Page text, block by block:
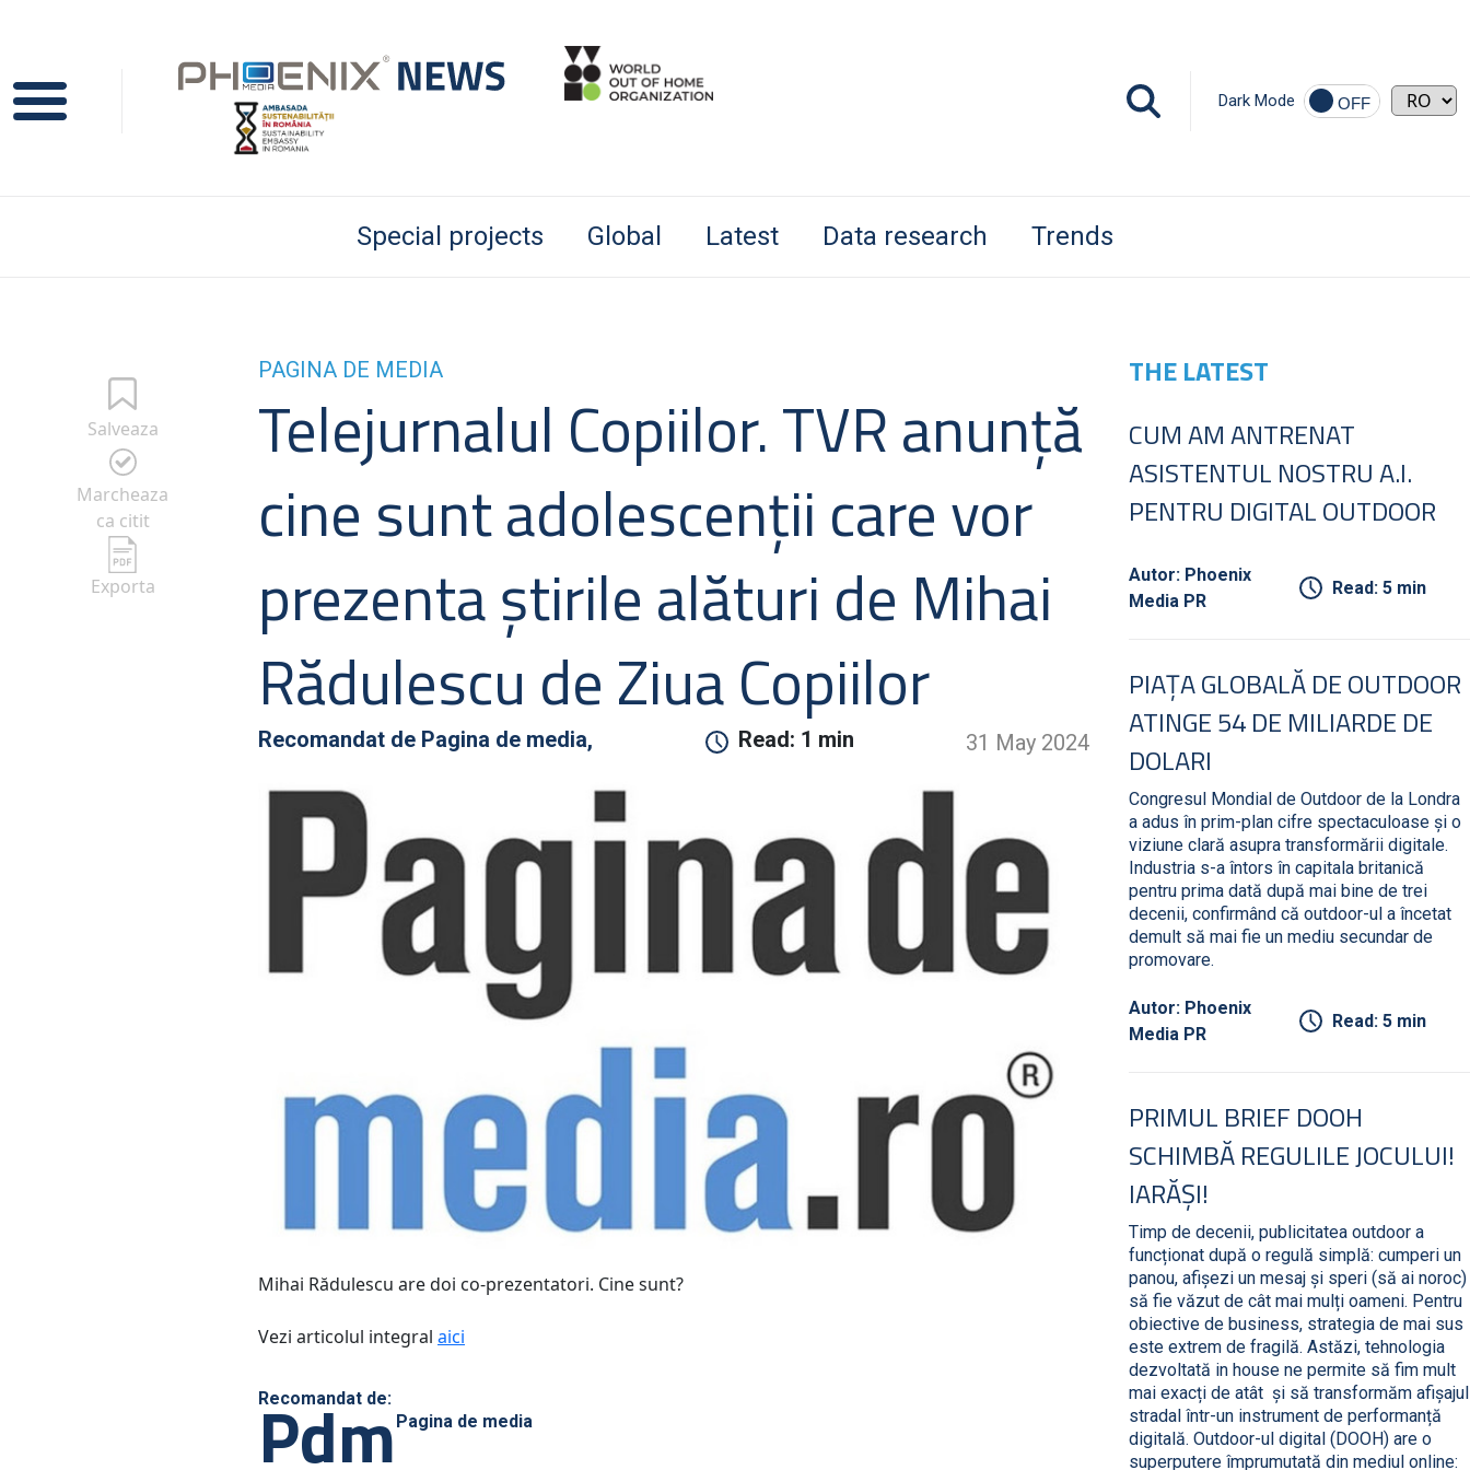
Dark Mode
Special projects Global Latest Data research Trends
Salveaza
Marcheaza
ca citit
Exporta
PAGINA DE MEDIA
Telejurnalul Copiilor. TVR anunţă
cine sunt adolescenţii care vor
prezenta ştirile alături de Mihai
Rădulescu de Ziua Copiilor
Recomandat de Pagina de media, Read: 1 min 31 May 2024
Mihai Rădulescu are doi co-prezentatori. Cine sunt?
Vezi articolul integral aici
Recomandat de:
Pdm Pagina de media
THE LATEST
CUM AM ANTRENAT
ASISTENTUL NOSTRU A.I.
PENTRU DIGITAL OUTDOOR
Autor: Phoenix
Media PR
Read: 5 min
PIAȚA GLOBALĂ DE OUTDOOR
ATINGE 54 DE MILIARDE DE
DOLARI
Congresul Mondial de Outdoor de la Londra
a adus în prim-plan cifre spectaculoase și o
viziune clară asupra transformării digitale.
Industria s-a întors în capitala britanică
pentru prima dată după mai bine de trei
decenii, confirmând că outdoor-ul a încetat
demult să mai fie un mediu secundar de
promovare.
Autor: Phoenix
Media PR
Read: 5 min
PRIMUL BRIEF DOOH
SCHIMBĂ REGULILE JOCULUI!
IARĂȘI!
Timp de decenii, publicitatea outdoor a
funcționat după o regulă simplă: cumperi un
panou, afișezi un mesaj și speri (să ai noroc)
să fie văzut de cât mai mulți oameni. Pentru
obiective de business, strategia de mai sus
este extrem de fragilă. Astăzi, tehnologia
dezvoltată in house ne permite să fim mult
mai exacți de atât și să transformăm afișajul
stradal într-un instrument de performanță
digitală. Outdoor-ul digital (DOOH) are o
superputere împrumutată din mediul online: